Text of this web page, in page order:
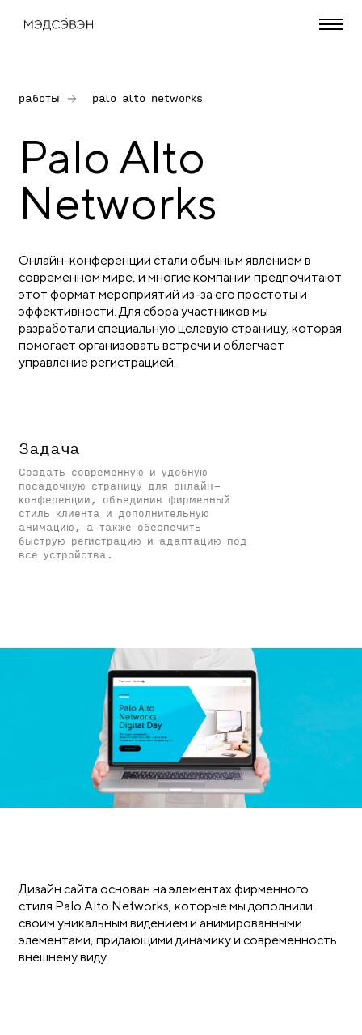
Задача
Создать современную и удобную
посадочную страницу для онлайн-
конференции, объединив фирменный
стиль клиента и дополнительную
анимацию, а также обеспечить
быструю регистрацию и адаптацию под
все устройства.
работы palo alto networks
Palo Alto
Networks
Онлайн-конференции стали обычным явлением в
современном мире, и многие компании предпочитают
этот формат мероприятий из-за его простоты и
эффективности. Для сбора участников мы
разработали специальную целевую страницу, которая
помогает организовать встречи и облегчает
управление регистрацией.
Дизайн сайта основан на элементах фирменного
стиля Palo Alto Networks, которые мы дополнили
своим уникальным видением и анимированными
элементами, придающими динамику и современность
внешнему виду.